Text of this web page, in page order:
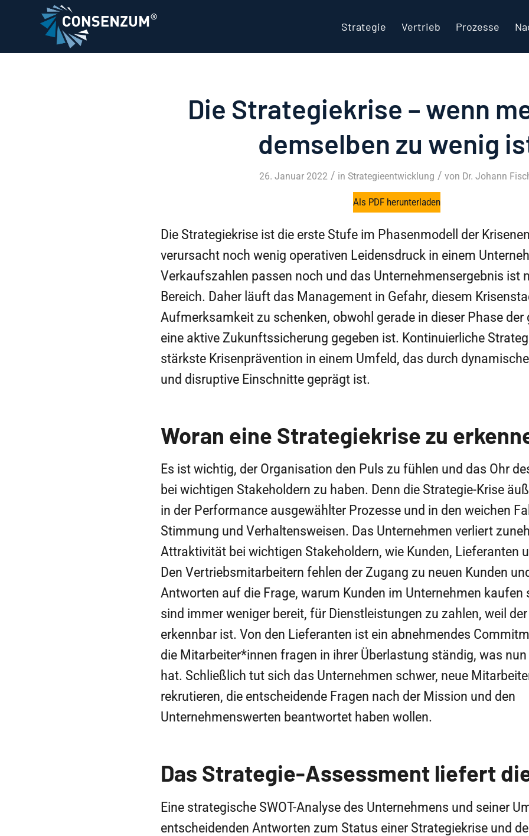
Strategie Vertrieb Prozesse
Die Strategiekrise – wenn
demselben zu wenig
26. Januar 2022 / in Strategieentwicklung / von Dr. Johann
Als PDF herunterladen
Die Strategiekrise ist die erste Stufe im Phasenmodell der
verursacht noch wenig operativen Leidensdruck in einem
Verkaufszahlen passen noch und das Unternehmensergebnis ist
Bereich. Daher läuft das Management in Gefahr, diesem
Aufmerksamkeit zu schenken, obwohl gerade in dieser Phase der
eine aktive Zukunftssicherung gegeben ist. Kontinuierliche
stärkste Krisenprävention in einem Umfeld, das durch
und disruptive Einschnitte geprägt ist.
Woran eine Strategiekrise zu
Es ist wichtig, der Organisation den Puls zu fühlen und das Ohr
bei wichtigen Stakeholdern zu haben. Denn die Strategie-Krise
in der Performance ausgewählter Prozesse und in den weichen
Stimmung und Verhaltensweisen. Das Unternehmen verliert
Attraktivität bei wichtigen Stakeholdern, wie Kunden, Lieferanten
Den Vertriebsmitarbeitern fehlen der Zugang zu neuen Kunden
Antworten auf die Frage, warum Kunden im Unternehmen kaufen
sind immer weniger bereit, für Dienstleistungen zu zahlen, weil
erkennbar ist. Von den Lieferanten ist ein abnehmendes
die Mitarbeiter*innen fragen in ihrer Überlastung ständig, was
hat. Schließlich tut sich das Unternehmen schwer, neue
rekrutieren, die entscheidende Fragen nach der Mission und den
Unternehmenswerten beantwortet haben wollen.
Das Strategie-Assessment liefert
Eine strategische SWOT-Analyse des Unternehmens und seiner
entscheidenden Antworten zum Status einer Strategiekrise und